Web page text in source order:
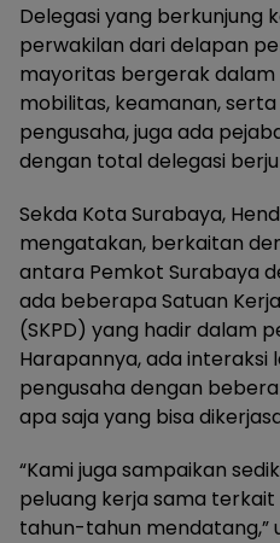
Delegasi yang berkunjung
perwakilan dari delapan
mayoritas bergerak
mobilitas, keamanan,
pengusaha, juga ada
dengan total delegasi
Sekda Kota Surabaya,
mengatakan, berkaitan
antara Pemkot Surabaya
ada beberapa Satuan
(SKPD) yang hadir dalam
Harapannya, ada interaksi
pengusaha dengan
apa saja yang bisa
“Kami juga sampaikan
peluang kerja sama terkait
tahun-tahun mendatang,”